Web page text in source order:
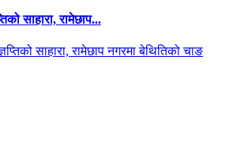
साहारा, रामेछाप...